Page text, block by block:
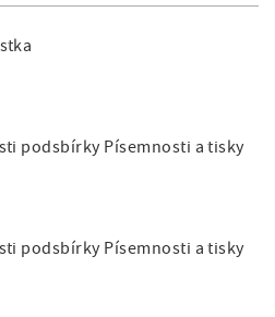
podsbírky Písemnosti a tisky
podsbírky Písemnosti a tisky